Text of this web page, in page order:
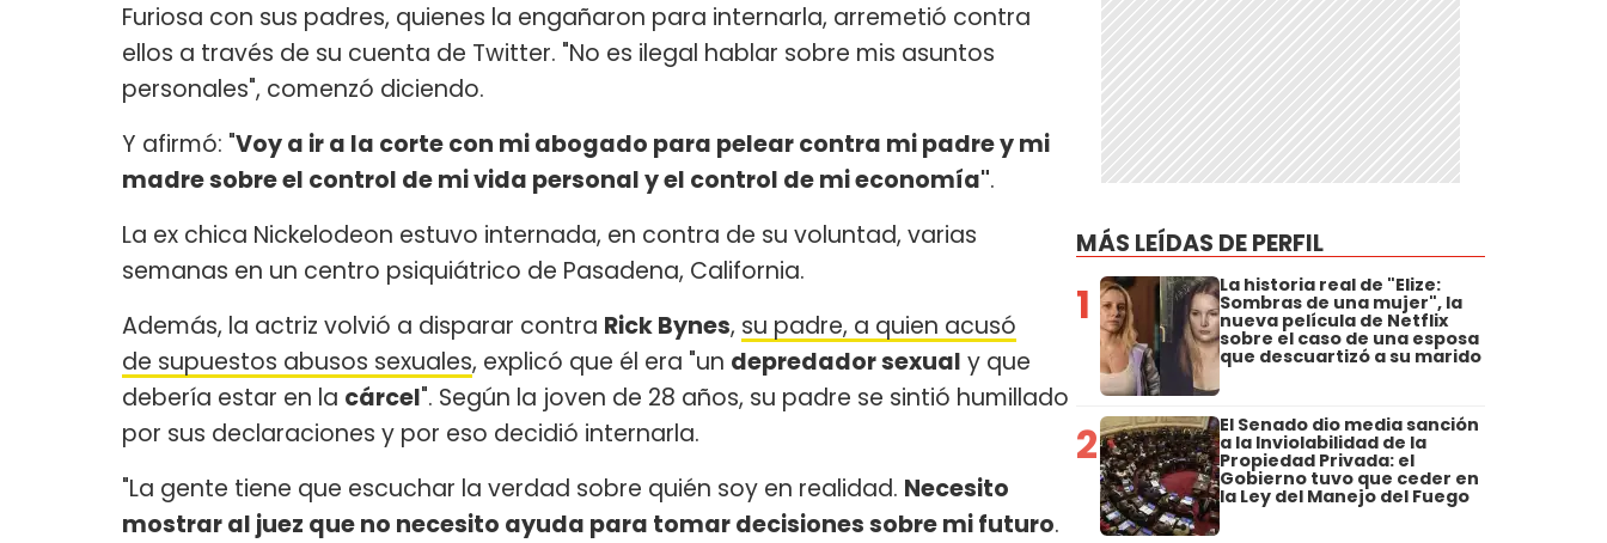
Furiosa con sus padres, quienes la engañaron para internarla, arremetió contra
ellos a través de su cuenta de Twitter. "No es ilegal hablar sobre mis asuntos
personales", comenzó diciendo.
Y afirmó: "Voy a ir a la corte con mi abogado para pelear contra mi padre y mi
madre sobre el control de mi vida personal y el control de mi economía".
La ex chica Nickelodeon estuvo internada, en contra de su voluntad, varias
semanas en un centro psiquiátrico de Pasadena, California.
Además, la actriz volvió a disparar contra Rick Bynes, su padre, a quien acusó
de supuestos abusos sexuales, explicó que él era "un depredador sexual y que
debería estar en la cárcel". Según la joven de 28 años, su padre se sintió humillado
por sus declaraciones y por eso decidió internarla.
"La gente tiene que escuchar la verdad sobre quién soy en realidad. Necesito
mostrar al juez que no necesito ayuda para tomar decisiones sobre mi futuro.
MÁS LEÍDAS DE PERFIL
1 La historia real de "Elize:
Sombras de una mujer", la
nueva película de Netflix
sobre el caso de una esposa
que descuartizó a su marido
2 El Senado dio media sanción
a la Inviolabilidad de la
Propiedad Privada: el
Gobierno tuvo que ceder en
la Ley del Manejo del Fuego